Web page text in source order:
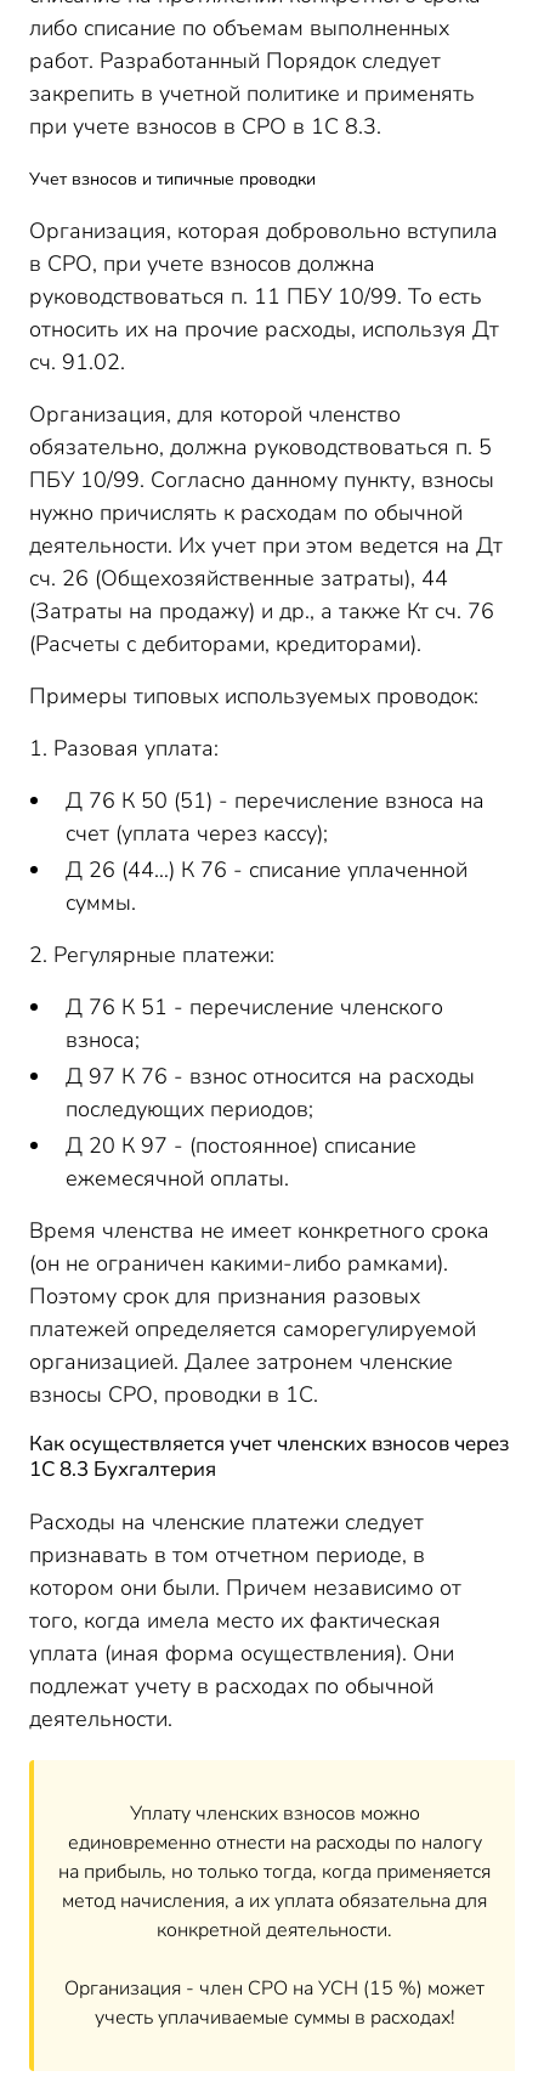
либо списание по объемам выполненных
работ. Разработанный Порядок следует
закрепить в учетной политике и применять
при учете взносов в СРО в 1С 8.3.
Учет взносов и типичные проводки
Организация, которая добровольно вступила
в СРО, при учете взносов должна
руководствоваться п. 11 ПБУ 10/99. То есть
относить их на прочие расходы, используя Дт
сч. 91.02.
Организация, для которой членство
обязательно, должна руководствоваться п. 5
ПБУ 10/99. Согласно данному пункту, взносы
нужно причислять к расходам по обычной
деятельности. Их учет при этом ведется на Дт
сч. 26 (Общехозяйственные затраты), 44
(Затраты на продажу) и др., а также Кт сч. 76
(Расчеты с дебиторами, кредиторами).
Примеры типовых используемых проводок:
1. Разовая уплата:
Д 76 К 50 (51) - перечисление взноса на
счет (уплата через кассу);
Д 26 (44…) К 76 - списание уплаченной
суммы.
2. Регулярные платежи:
Д 76 К 51 - перечисление членского
взноса;
Д 97 К 76 - взнос относится на расходы
последующих периодов;
Д 20 К 97 - (постоянное) списание
ежемесячной оплаты.
Время членства не имеет конкретного срока
(он не ограничен какими-либо рамками).
Поэтому срок для признания разовых
платежей определяется саморегулируемой
организацией. Далее затронем членские
взносы СРО, проводки в 1С.
Как осуществляется учет членских взносов через
1С 8.3 Бухгалтерия
Расходы на членские платежи следует
признавать в том отчетном периоде, в
котором они были. Причем независимо от
того, когда имела место их фактическая
уплата (иная форма осуществления). Они
подлежат учету в расходах по обычной
деятельности.
Уплату членских взносов можно
единовременно отнести на расходы по налогу
на прибыль, но только тогда, когда применяется
метод начисления, а их уплата обязательна для
конкретной деятельности.
Организация - член СРО на УСН (15 %) может
учесть уплачиваемые суммы в расходах!